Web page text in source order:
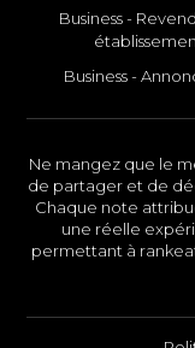
Business -
Business -
Ne mangez que le
de partager et de
Chaque note
une réelle
permettant à